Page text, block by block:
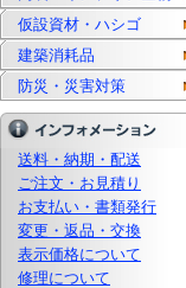
仮設資材・ハシゴ
建築消耗品
防災・災害対策
送料・納期・配送
ご注文・お見積り
お支払い・書類発行
変更・返品・交換
表示価格について
修理について